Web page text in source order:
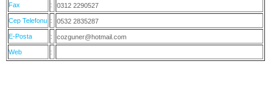
Fax : 0312 2290527
Cep Telefonu : 0532 2835287
E-Posta : cozguner@hotmail.com
Web :